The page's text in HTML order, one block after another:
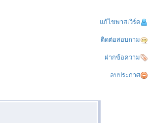
แก้ไขพาสเวิร์ด
ติดต่อสอบถาม
ฝากข้อความ
ลบประกาศ